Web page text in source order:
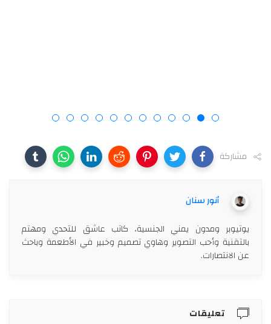
مشاركة
أنور سنان
يوتيوبر ومدون يمني الجنسية، كاتب عاشق للتحدي ومهتم
بالتقنية وأحب التصوير وهاوي تصميم وخبير في الأطعمة وباحث
عن الانتصارات.
تعليقات